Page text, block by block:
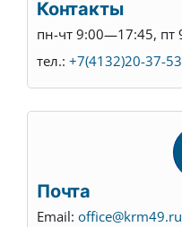
Контакты
пн-чт 9:00—17:45, пт
тел.: +7(4132)20-37-53
Почта
Email: office@krm49.ru